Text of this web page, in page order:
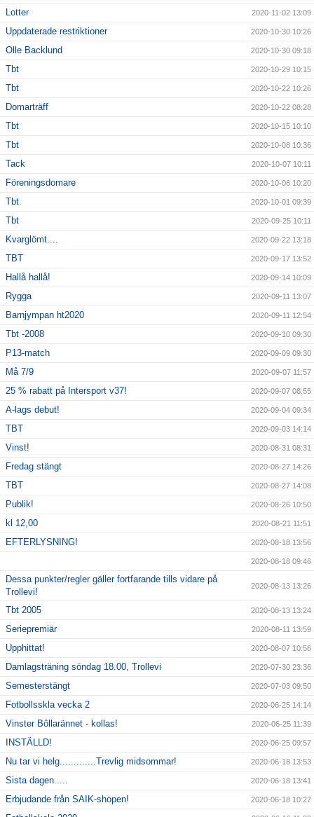
Lotter 2020-11-02 13:09
Uppdaterade restriktioner 2020-10-30 10:26
Olle Backlund 2020-10-30 09:18
Tbt 2020-10-29 10:15
Tbt 2020-10-22 10:26
Domarträff 2020-10-22 08:28
Tbt 2020-10-15 10:10
Tbt 2020-10-08 10:36
Tack 2020-10-07 10:11
Föreningsdomare 2020-10-06 10:20
Tbt 2020-10-01 09:39
Tbt 2020-09-25 10:11
Kvarglömt.... 2020-09-22 13:18
TBT 2020-09-17 13:52
Hallå hallå! 2020-09-14 10:09
Rygga 2020-09-11 13:07
Barnjympan ht2020 2020-09-11 12:54
Tbt -2008 2020-09-10 09:30
P13-match 2020-09-09 09:30
Må 7/9 2020-09-07 11:57
25 % rabatt på Intersport v37! 2020-09-07 08:55
A-lags debut! 2020-09-04 09:34
TBT 2020-09-03 14:14
Vinst! 2020-08-31 08:31
Fredag stängt 2020-08-27 14:26
TBT 2020-08-27 14:08
Publik! 2020-08-26 10:50
kl 12,00 2020-08-21 11:51
EFTERLYSNING! 2020-08-18 13:56
2020-08-18 09:46
Dessa punkter/regler gäller fortfarande tills vidare på
Trollevi!
2020-08-13 13:26
Tbt 2005 2020-08-13 13:24
Seriepremiär 2020-08-11 13:59
Upphittat! 2020-08-07 10:56
Damlagsträning söndag 18.00, Trollevi 2020-07-30 23:36
Semesterstängt 2020-07-03 09:50
Fotbollsskla vecka 2 2020-06-25 14:14
Vinster Bôllarännet - kollas! 2020-06-25 11:39
INSTÄLLD! 2020-06-25 09:57
Nu tar vi helg.............Trevlig midsommar! 2020-06-18 13:53
Sista dagen..... 2020-06-18 13:41
Erbjudande från SAIK-shopen! 2020-06-18 10:27